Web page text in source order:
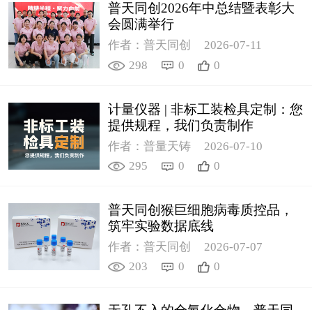
普天同创2026年中总结暨表彰大
会圆满举行
作者：普天同创
2026-07-11
298
0 0
计量仪器 | 非标工装检具定制：您
提供规程，我们负责制作
作者：普量天铸
2026-07-10
295
0 0
普天同创猴巨细胞病毒质控品，
筑牢实验数据底线
作者：普天同创
2026-07-07
203
0 0